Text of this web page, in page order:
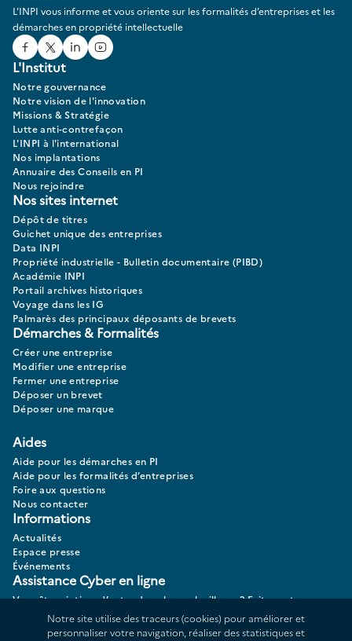
L'INPI vous informe et vous oriente sur les formalités d’entreprises et les
démarches en propriété intellectuelle
Facebook
TwitterLinked In
Youtube
L'Institut
Notre gouvernance
Notre vision de l'innovation
Missions & Stratégie
Lutte anti-contrefaçon
L'INPI à l'international
Nos implantations
Annuaire des Conseils en PI
Nous rejoindre
Nos sites internet
Dépôt de titres
Guichet unique des entreprises
Data INPI
Propriété industrielle - Bulletin documentaire (PIBD)
Académie INPI
Portail archives historiques
Voyage dans les IG
Palmarès des principaux déposants de brevets
Démarches & Formalités
Créer une entreprise
Modifier une entreprise
Fermer une entreprise
Déposer un brevet
Déposer une marque
Aides
Aide pour les démarches en PI
Aide pour les formalités d’entreprises
Foire aux questions
Nous contacter
Informations
Actualités
Espace presse
Événements
Assistance Cyber en ligne
Vous êtes victime d’actes de cybermalveillance? Faites votre
Notre site utilise des traceurs (cookies) pour améliorer et
personnaliser votre navigation, réaliser des statistiques et